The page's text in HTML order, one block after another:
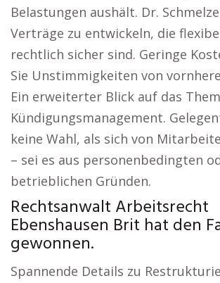
Belastungen aushält. Dr.
Verträge zu entwickeln, die
rechtlich sicher sind. Geringe
Sie Unstimmigkeiten von
Ein erweiterter Blick auf das
Kündigungsmanagement.
keine Wahl, als sich von
– sei es aus personenbedingten
betrieblichen Gründen.
Rechtsanwalt Arbeitsrecht
Ebenshausen Brit hat den
gewonnen.
Spannende Details zu